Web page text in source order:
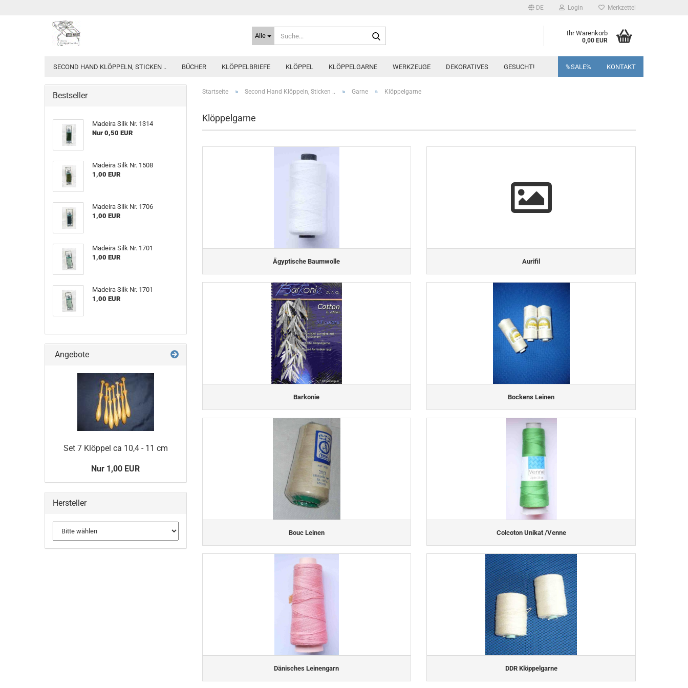
DE Login Merkzettel
Alle Ihr Warenkorb
0,00 EUR
SECOND HAND KLÖPPELN, STICKEN .. BÜCHER KLÖPPELBRIEFE KLÖPPEL KLÖPPELGARNE WERKZEUGE DEKORATIVES GESUCHT! %SALE% KONTAKT
Startseite » Second Hand Klöppeln, Sticken .. » Garne » Klöppelgarne
Klöppelgarne
Ägyptische Baumwolle Aurifil
Barkonie Bockens Leinen
Bouc Leinen Colcoton Unikat /Venne
Dänisches Leinengarn DDR Klöppelgarne
Bestseller
Madeira Silk Nr. 1314
Nur 0,50 EUR
Madeira Silk Nr. 1508
1,00 EUR
Madeira Silk Nr. 1706
1,00 EUR
Madeira Silk Nr. 1701
1,00 EUR
Madeira Silk Nr. 1701
1,00 EUR
Angebote
Set 7 Klöppel ca 10,4 - 11 cm
Nur 1,00 EUR
Hersteller